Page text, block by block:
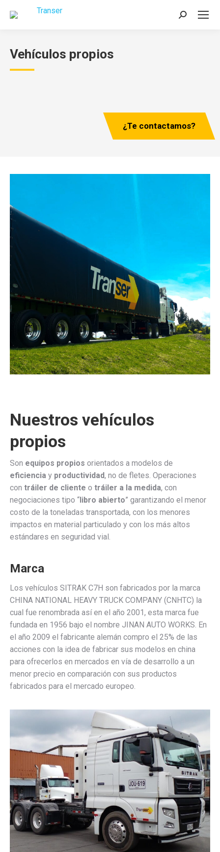
Buscar:
Vehículos propios
¿Te contactamos?
Nuestros vehículos
propios
Son equipos propios orientados a modelos de
eficiencia y productividad, no de fletes. Operaciones
con tráiler de cliente o tráiler a la medida, con
negociaciones tipo “libro abierto” garantizando el menor
costo de la toneladas transportada, con los menores
impactos en material particulado y con los más altos
estándares en seguridad vial.
Marca
Los vehículos SITRAK C7H son fabricados por la marca
CHINA NATIONAL HEAVY TRUCK COMPANY (CNHTC) la
cual fue renombrada así en el año 2001, esta marca fue
fundada en 1956 bajo el nombre JINAN AUTO WORKS. En
el año 2009 el fabricante alemán compro el 25% de las
acciones con la idea de fabricar sus modelos en china
para ofrecerlos en mercados en vía de desarrollo a un
menor precio en comparación con sus productos
fabricados para el mercado europeo.